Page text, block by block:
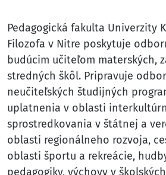
Pedagogická fakulta Univerzity
Filozofa v Nitre poskytuje
budúcim učiteľom materských,
stredných škôl. Pripravuje
neučiteľských študijných
uplatnenia v oblasti
sprostredkovania v štátnej a
oblasti regionálneho rozvoja,
oblasti športu a rekreácie,
pedagogiky, výchovy v